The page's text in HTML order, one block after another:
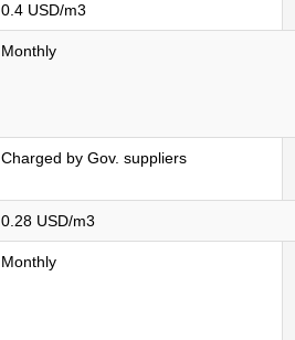
0.4 USD/m3
Monthly
Charged by Gov. suppliers
0.28 USD/m3
Monthly